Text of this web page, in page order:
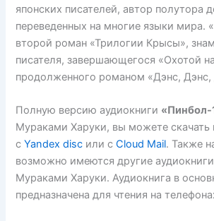
японских писателей, автор полутора
переведенных на многие языки мира.
второй роман «Трилогии Крысы»,
писателя, завершающегося «Охотой
продолженного романом «Дэнс, Дэнс,
Полную версию аудиокниги «Пинбол-
Мураками Харуки, вы можете скачать
сYandex disc или сCloud Mail. Также
возможно имеются другие
Мураками Харуки. Аудиокнига в
предназначена для чтения на